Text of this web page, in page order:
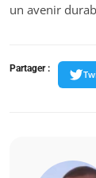
un avenir
Partager :